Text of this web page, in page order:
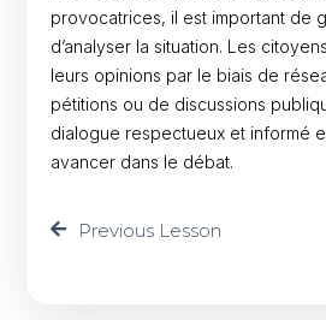
provocatrices, il est important de
d’analyser la situation. Les
leurs opinions par le biais de
pétitions ou de discussions
dialogue respectueux et informé
avancer dans le débat.
Previous Lesson